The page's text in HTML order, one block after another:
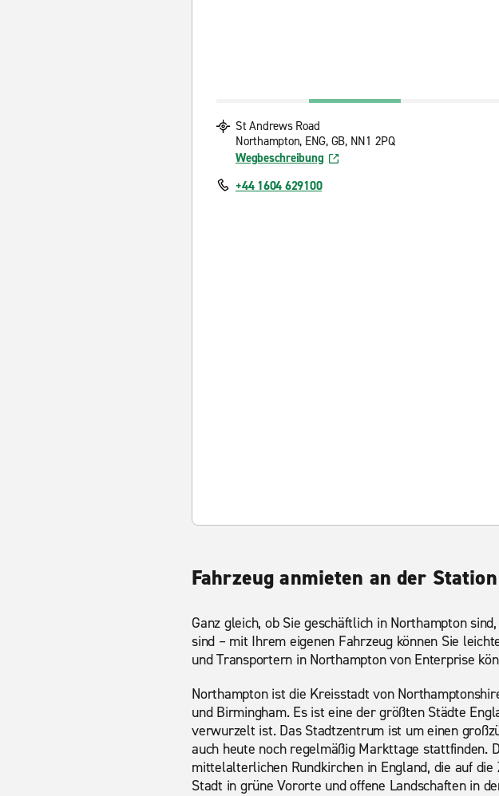
St Andrews Road
Northampton, ENG, GB, NN1 2PQ
Wegbeschreibung
+44 1604 629100
Fahrzeug anmieten an der
Ganz gleich, ob Sie geschäftlich in Northampton
sind – mit Ihrem eigenen Fahrzeug können Sie
und Transportern in Northampton von Enterprise
Northampton ist die Kreisstadt von
und Birmingham. Es ist eine der größten Städte
verwurzelt ist. Das Stadtzentrum ist um einen
auch heute noch regelmäßig Markttage stattfinden.
mittelalterlichen Rundkirchen in England, die auf
Stadt in grüne Vororte und offene Landschaften in